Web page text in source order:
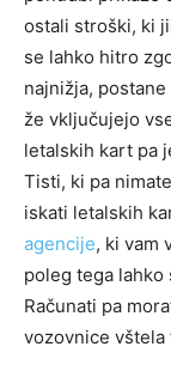
ostali stroški, ki
se lahko hitro
najnižja,
že vključujejo
letalskih kart pa
Tisti, ki pa
iskati letalskih
agencije, ki vam
poleg tega
Računati pa
vozovnice